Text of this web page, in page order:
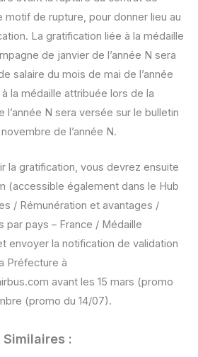
motif de rupture, pour donner lieu au
La gratification liée à la médaille
de janvier de l’année N sera
salaire du mois de mai de l’année
la médaille attribuée lors de la
l’année N sera versée sur le bulletin
de l’année N.
la gratification, vous devrez ensuite
(accessible également dans le Hub
/ Rémunération et avantages /
par pays – France / Médaille
envoyer la notification de validation
Préfecture à
avant les 15 mars (promo
(promo du 14/07).
: